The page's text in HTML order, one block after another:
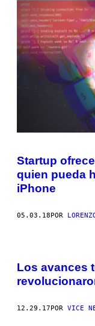
Startup
quien pueda
iPhone
05.03.18POR
Los avances
12.29.17POR VICE